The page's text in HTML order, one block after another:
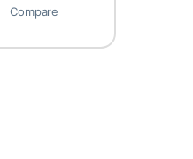
Compare